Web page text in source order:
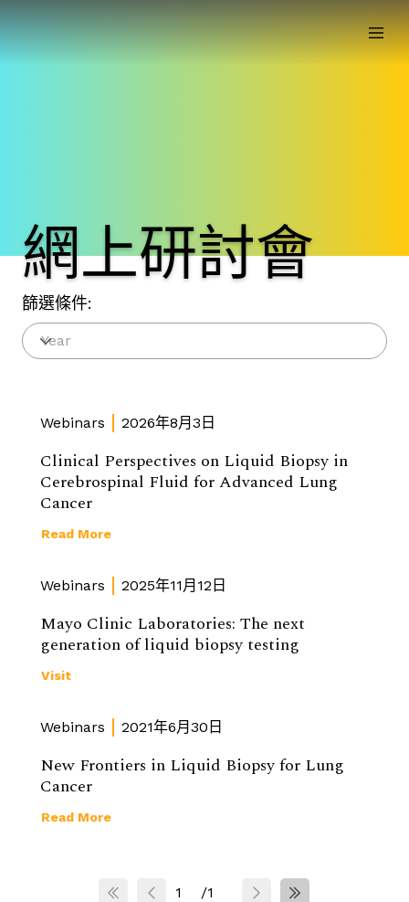
網上研討會
篩選條件:
Webinars 2026年8月3日
Clinical Perspectives on Liquid Biopsy in
Cerebrospinal Fluid for Advanced Lung
Cancer
Read More
Webinars 2025年11月12日
Mayo Clinic Laboratories: The next
generation of liquid biopsy testing
Visit
Webinars 2021年6月30日
New Frontiers in Liquid Biopsy for Lung
Cancer
Read More
1 /1